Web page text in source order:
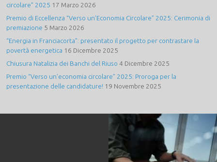
circolare” 2025 17 Marzo 2026
Premio di Eccellenza “Verso un’Economia Circolare” 2025: Cerimonia di
premiazione 5 Marzo 2026
“Energia in Franciacorta”: presentato il progetto per contrastare la
povertà energetica 16 Dicembre 2025
Chiusura Natalizia dei Banchi del Riuso 4 Dicembre 2025
Premio “Verso un’economia circolare” 2025: Proroga per la
presentazione delle candidature! 19 Novembre 2025